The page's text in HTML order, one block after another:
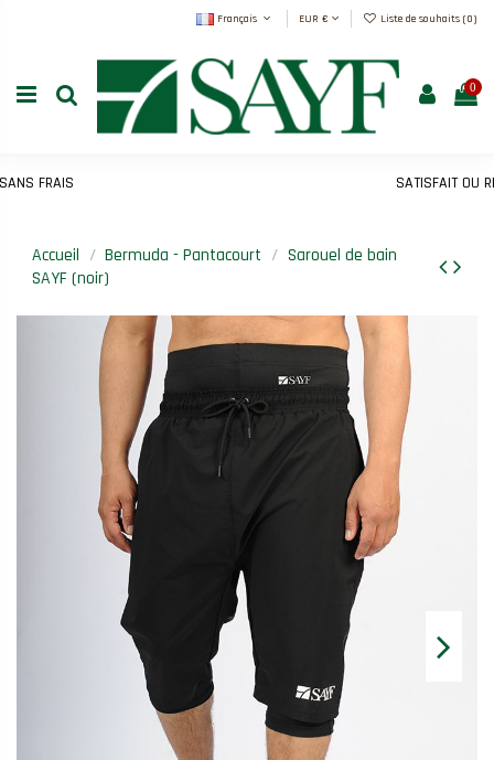
Français EUR € Liste de souhaits (0)
0
FRAIS SATISFAIT OU
Accueil Bermuda - Pantacourt
Sarouel de bain
SAYF (noir)